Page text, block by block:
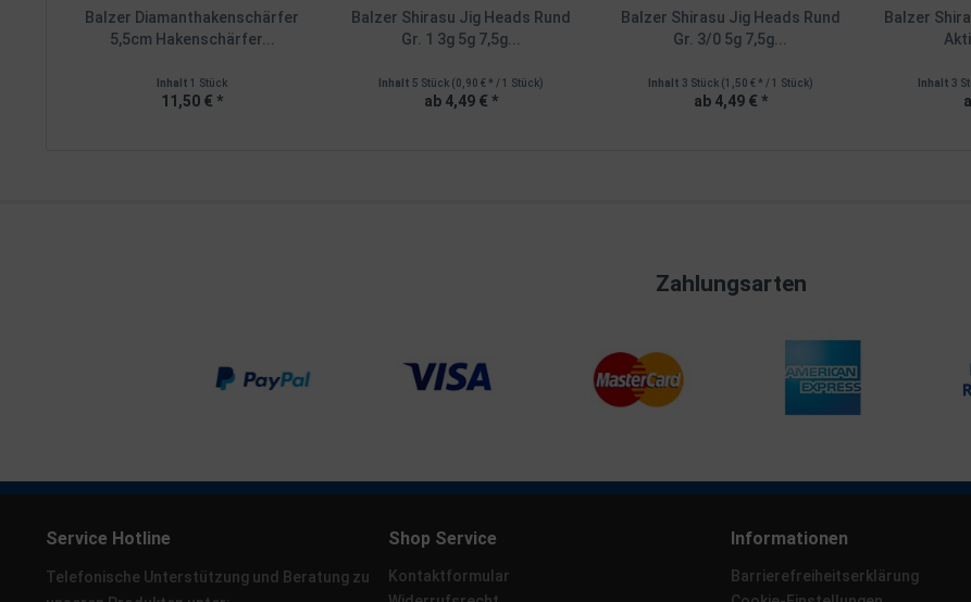
Balzer Diamanthakenschärfer
5,5cm Hakenschärfer...
Inhalt1 Stück
11,50 € *
Balzer Shirasu Jig Heads Rund
Gr. 1 3g 5g 7,5g...
Inhalt 5 Stück (0,90 € * / 1 Stück)
ab 4,49 € *
Balzer Shirasu Jig Heads Rund
Gr. 3/0 5g 7,5g...
Inhalt 3 Stück (1,50 € * / 1 Stück)
ab 4,49 € *
Balzer
Inhalt 3
Zahlungsarten
Service Hotline
Telefonische Unterstützung und Beratung zu
Shop Service
Kontaktformular
Informationen
Barrierefreiheitserklärung